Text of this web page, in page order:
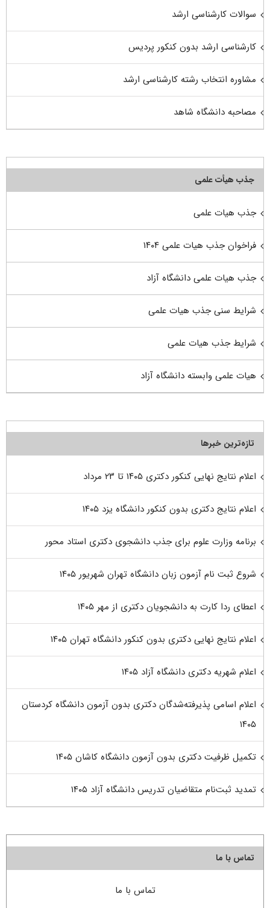
سوالات کارشناسی ارشد
کارشناسی ارشد بدون کنکور پردیس
مشاوره انتخاب رشته کارشناسی ارشد
مصاحبه دانشگاه شاهد
جذب هیأت علمی
جذب هیات علمی
فراخوان جذب هیات علمی ۱۴۰۴
جذب هیات علمی دانشگاه آزاد
شرایط سنی جذب هیات علمی
شرایط جذب هیات علمی
هیات علمی وابسته دانشگاه آزاد
تازه‌ترین خبرها
اعلام نتایج نهایی کنکور دکتری ۱۴۰۵ تا ۲۳ مرداد
اعلام نتایج دکتری بدون کنکور دانشگاه یزد ۱۴۰۵
برنامه وزارت علوم برای جذب دانشجوی دکتری استاد محور
شروع ثبت نام آزمون زبان دانشگاه تهران شهریور ۱۴۰۵
اعطای ردا کارت به دانشجویان دکتری از مهر ۱۴۰۵
اعلام نتایج نهایی دکتری بدون کنکور دانشگاه تهران ۱۴۰۵
اعلام شهریه دکتری دانشگاه آزاد ۱۴۰۵
اعلام اسامی پذیرفته‌شدگان دکتری بدون آزمون دانشگاه کردستان
۱۴۰۵
تکمیل ظرفیت دکتری بدون آزمون دانشگاه کاشان ۱۴۰۵
تمدید ثبت‌نام متقاضیان تدریس دانشگاه آزاد ۱۴۰۵
تماس با ما
تماس با ما